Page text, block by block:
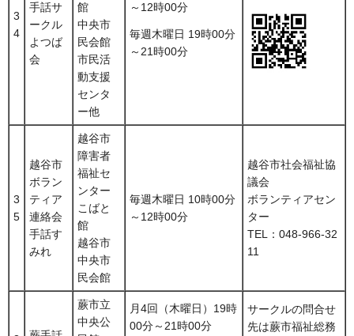
3
4
手話サ
ークル
よつば
会
館
中央市
民会館
市民活
動支援
センタ
ー他
～12時00分
毎週木曜日 19時00分
～21時00分
3
5
越谷市
ボラン
ティア
連絡会
手話す
みれ
越谷市
障害者
福祉セ
ンター
こばと
館
越谷市
中央市
民会館
毎週木曜日 10時00分
～12時00分
越谷市社会福祉協
議会
ボランティアセン
ター
TEL：048-966-32
11
蕨市立
中央公
月4回（木曜日）19時
00分～21時00分
サークルの問合せ
先は蕨市福祉総務